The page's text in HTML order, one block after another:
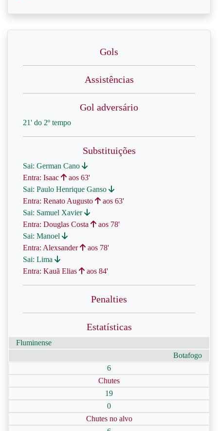
Gols
Assistências
Gol adversário
21' do 2º tempo
Substituições
Sai: German Cano
Entra: Isaac
aos 63'
Sai: Paulo Henrique Ganso
Entra: Renato Augusto
aos 63'
Sai: Samuel Xavier
Entra: Douglas Costa
aos 78'
Sai: Manoel
Entra: Alexsander
aos 78'
Sai: Lima
Entra: Kauã Elias
aos 84'
Penalties
Estatísticas
Fluminense
Botafogo
6
Chutes
19
0
Chutes no alvo